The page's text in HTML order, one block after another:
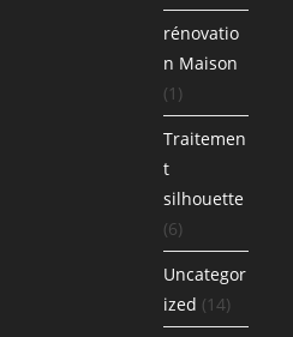
rénovatio
n Maison
(1)
Traitemen
t
silhouette
(6)
Uncategor
ized (14)